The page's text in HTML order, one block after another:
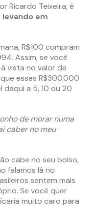
Ricardo Teixeira, é
em
R$100 compram
Assim, se você
vista no valor de
esses R$300.000
daqui a 5, 10 ou 20
de morar numa
caber no meu
cabe no seu bolso,
falamos lá no
sentem mais
Se você quer
muito caro para